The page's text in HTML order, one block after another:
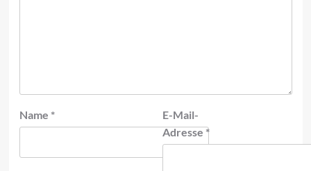
Name *
E-Mail-
Adresse*